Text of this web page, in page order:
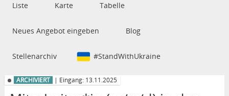
Liste Karte Tabelle
Neues Angebot eingeben Blog
Stellenarchiv #StandWithUkraine
ARCHIVIERT | Eingang: 13.11.2025